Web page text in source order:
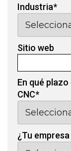
Industria*
Sitio web
En qué
CNC*
¿Tu